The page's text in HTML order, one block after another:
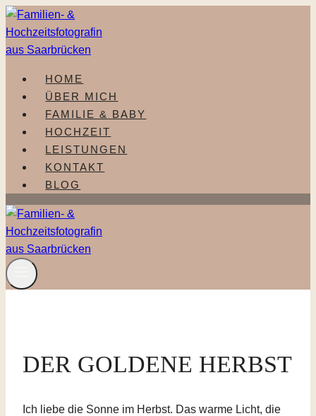
Zum
Inhalt
springen
HOME
ÜBER MICH
FAMILIE & BABY
HOCHZEIT
LEISTUNGEN
KONTAKT
BLOG
DER GOLDENE HERBST
Ich liebe die Sonne im Herbst. Das warme Licht, die